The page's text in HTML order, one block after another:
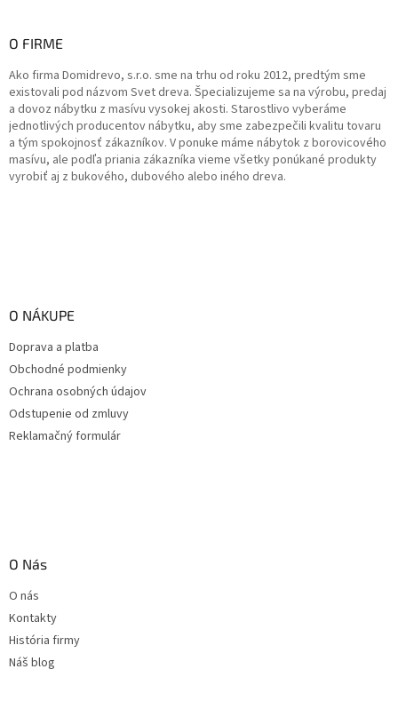
O FIRME
Ako firma Domidrevo, s.r.o. sme na trhu od roku 2012, predtým sme
existovali pod názvom Svet dreva. Špecializujeme sa na výrobu, predaj
a dovoz nábytku z masívu vysokej akosti. Starostlivo vyberáme
jednotlivých producentov nábytku, aby sme zabezpečili kvalitu tovaru
a tým spokojnosť zákazníkov. V ponuke máme nábytok z borovicového
masívu, ale podľa priania zákazníka vieme všetky ponúkané produkty
vyrobiť aj z bukového, dubového alebo iného dreva.
O NÁKUPE
Doprava a platba
Obchodné podmienky
Ochrana osobných údajov
Odstupenie od zmluvy
Reklamačný formulár
O Nás
O nás
Kontakty
História firmy
Náš blog